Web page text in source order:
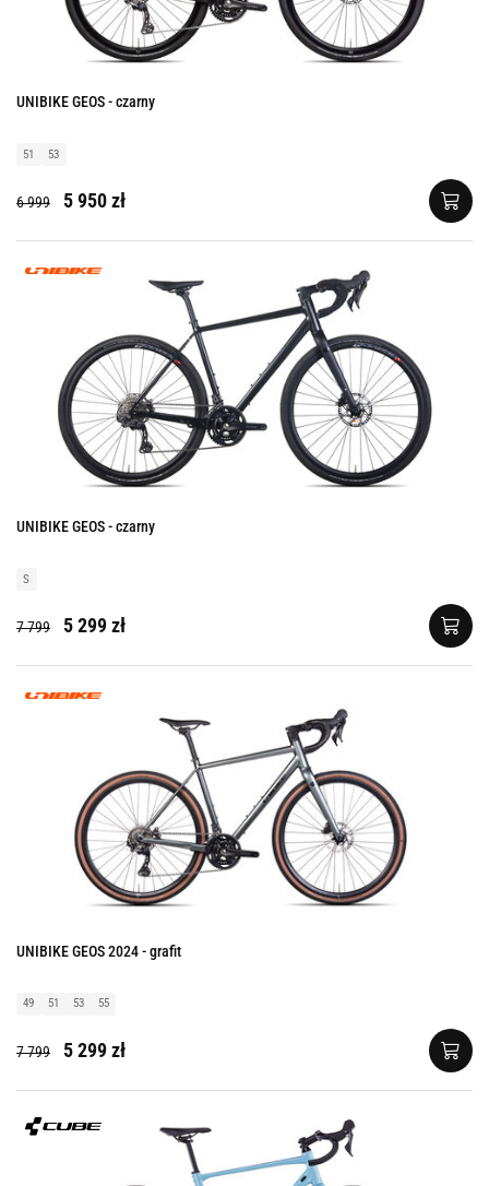
UNIBIKE GEOS - czarny
51 53
6 999 5 950 zł
UNIBIKE GEOS - czarny
S
7 799 5 299 zł
UNIBIKE GEOS 2024 - grafit
49 51 53 55
7 799 5 299 zł